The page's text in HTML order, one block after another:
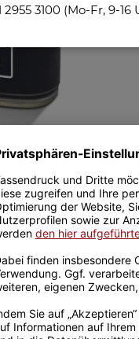
Sicherer
2955 3100 (Mo-Fr, 9-16